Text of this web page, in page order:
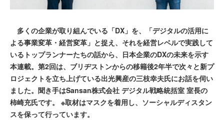
多くの企業が取り組んでいる「DX」を、「デジタルの活用に
よる事業変革・経営変革」と捉え、それを経営レベルで実践して
いるトップランナーたちの話から、日本企業のDXの未来を示す
本連載。第2回は、ブリヂストンからの移籍後2年半で次々と新プ
ロジェクトを立ち上げている出光興産の三枝幸夫氏にお話を伺い
ました。聞き手はSansan株式会社 デジタル戦略統括室 室長の
柿崎充氏です。 ※取材はマスクを着用し、ソーシャルディスタン
スを保って行っています。